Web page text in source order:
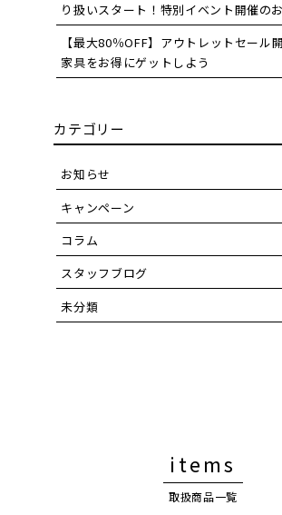
り扱いスタート！特別イベント開催の
【最大80％OFF】アウトレットセール
家具をお得にゲットしよう
カテゴリー
お知らせ
キャンペーン
コラム
スタッフブログ
未分類
items
取扱商品一覧